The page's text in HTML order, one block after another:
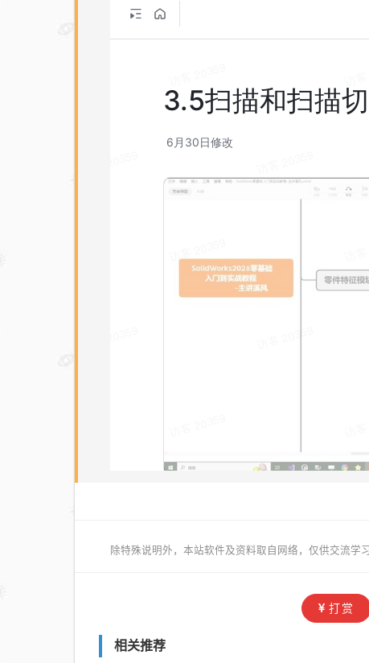
除特殊说明外，本站软件及资料取自网络，仅供交流学
打赏
相关推荐